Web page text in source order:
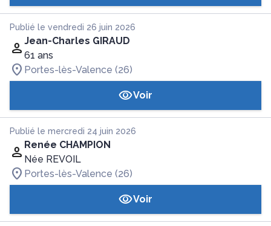
Publié le vendredi 26 juin 2026
Jean-Charles GIRAUD
61 ans
Portes-lès-Valence (26)
Voir
Publié le mercredi 24 juin 2026
Renée CHAMPION
Née REVOIL
Portes-lès-Valence (26)
Voir